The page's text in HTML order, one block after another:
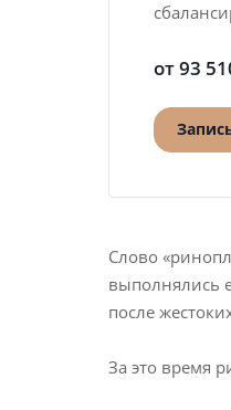
от 93
Слово
выполнялись
после
За это время